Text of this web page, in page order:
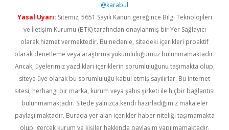
@karabul
Yasal Uyarı: Sitemiz, 5651 Sayılı Kanun gereğince Bilgi Teknolojileri
ve İletişim Kurumu (BTK) tarafından onaylanmış bir Yer Sağlayıcı
olarak hizmet vermektedir. Bu nedenle, sitedeki içerikleri proaktif
olarak denetleme veya araştırma yükümlülüğümüz bulunmamaktadır.
Ancak, üyelerimiz yazdıkları içeriklerin sorumluluğunu taşımakta olup,
siteye üye olarak bu sorumluluğu kabul etmiş sayılırlar. Bu internet
sitesi, herhangi bir marka, kurum veya şahıs şirketi ile hiçbir bağlantısı
bulunmamaktadır. Sitede yalnızca kendi hazırladığımız makaleler
paylaşılmaktadır. Burada yer alan içerikler haber niteliği taşımamakta
olup, gerçek kurum ve kişiler hakkında paylaşım yapılmamaktadır.